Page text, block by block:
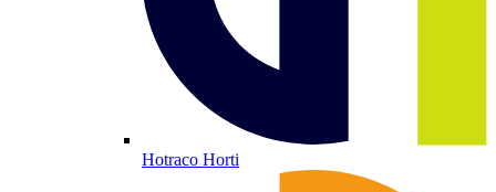
Hotraco Horti